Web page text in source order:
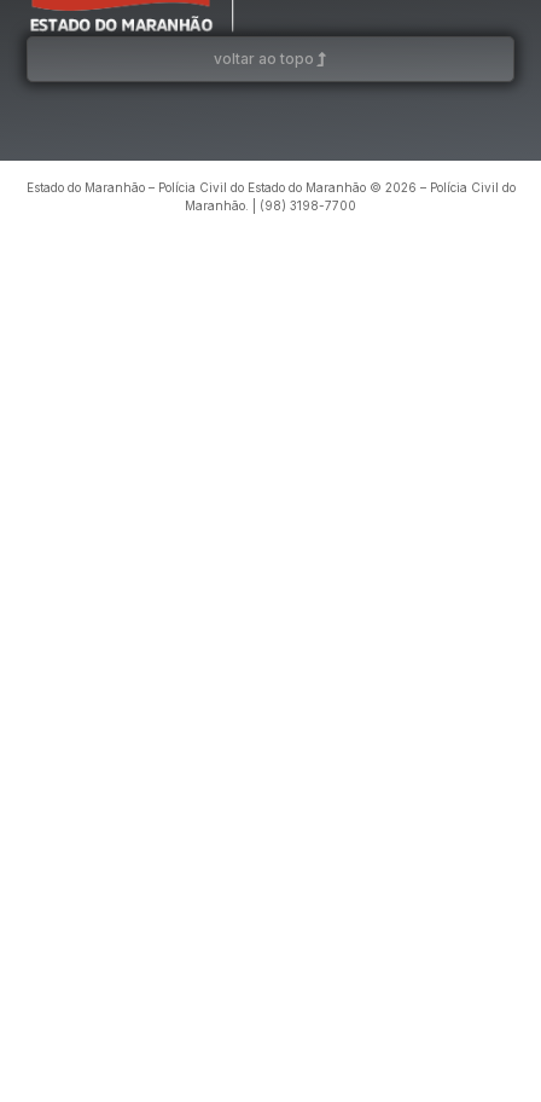
voltar ao topo
Estado do Maranhão – Polícia Civil do Estado do Maranhão © 2026 – Polícia Civil do
Maranhão. | (98) 3198-7700